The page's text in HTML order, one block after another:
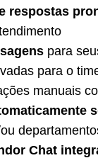
respostas
para
para o
manuais
Chat